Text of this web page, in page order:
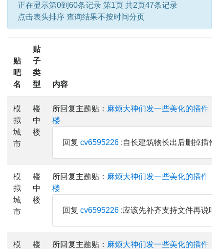
正在显示第0到60条记录 第1页 共2页47条记录
点击表头排序 查询结果不按时间分页
贴
吧
名
贴
子
类
型
内容
模
拟
城
市
楼
中
楼
所回复主题贴： 麻烦大神们发一些美化的插件
楼
回复 cv6595226 :自长建筑物长出后删掉插
模
拟
城
市
楼
中
楼
所回复主题贴： 麻烦大神们发一些美化的插件
楼
回复 cv6595226 :应该先补齐支持文件再说吧
模
楼
所回复主题贴： 麻烦大神们发一些美化的插件